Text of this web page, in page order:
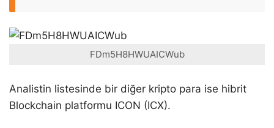
FDm5H8HWUAICWub
Analistin listesinde bir diğer kripto para ise hibrit
Blockchain platformu ICON (ICX).